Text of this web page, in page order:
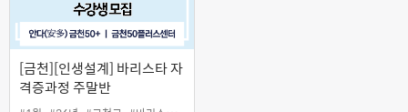
[금천][인생설계] 바리스타 자
격증과정 주말반